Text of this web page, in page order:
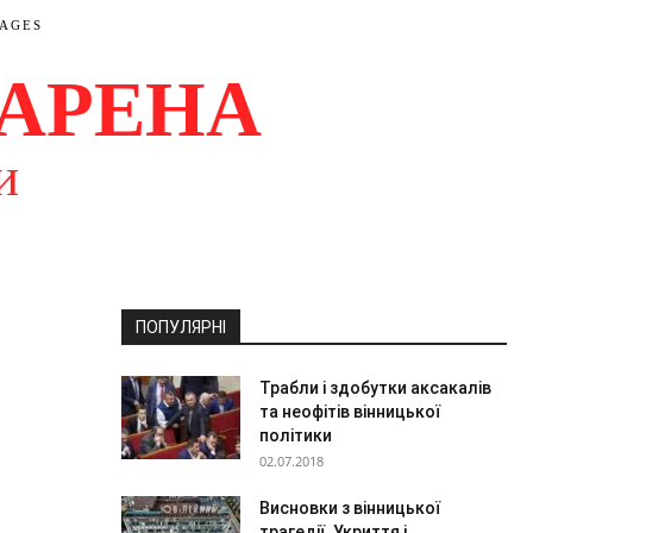
ПОПУЛЯРНІ
Трабли і здобутки аксакалів
та неофітів вінницької
політики
02.07.2018
Висновки з вінницької